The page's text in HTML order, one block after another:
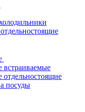
посуды